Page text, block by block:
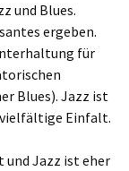
und Blues.
ergeben.
für
Blues). Jazz ist
Einfalt.
Jazz ist eher